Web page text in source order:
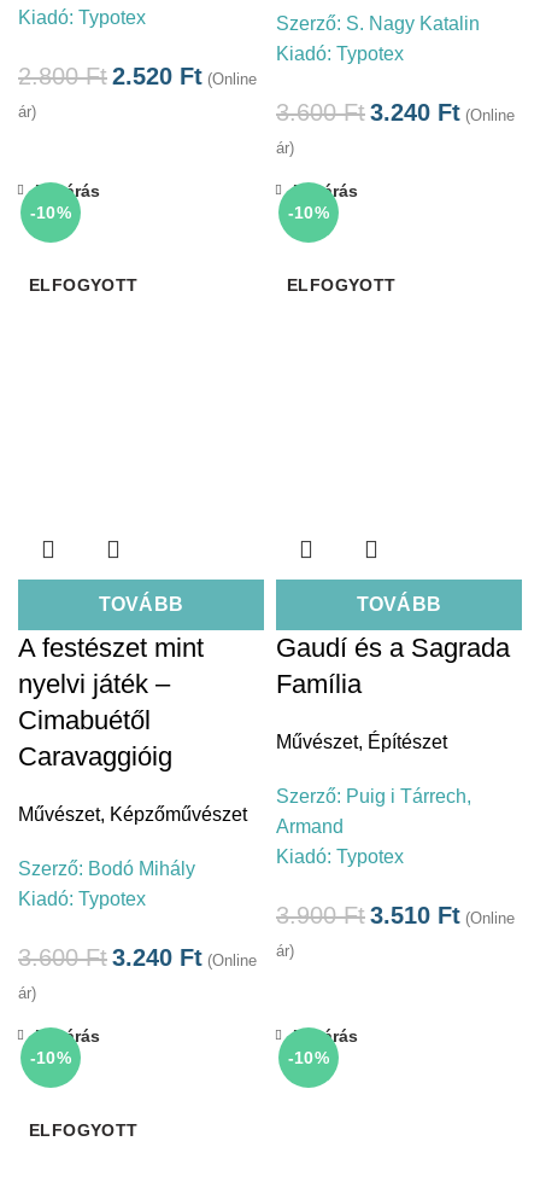
Kiadó: Typotex
2.800Ft2.520 Ft (Online
ár)
Szerző: S. Nagy Katalin
Kiadó: Typotex
3.600Ft3.240 Ft (Online
ár)
-10%
ELFOGYOTT
TOVÁBB
Bezárás
A festészet mint
nyelvi játék –
Cimabuétől
Caravaggióig
Művészet, Képzőművészet
Szerző: Bodó Mihály
Kiadó: Typotex
3.600Ft3.240 Ft (Online
ár)
-10%
ELFOGYOTT
TOVÁBB
Bezárás
Gaudí és a Sagrada
Família
Művészet, Építészet
Szerző: Puig i Tárrech,
Armand
Kiadó: Typotex
3.900Ft3.510 Ft (Online
ár)
-10%
ELFOGYOTT
Bezárás
-10%
Bezárás